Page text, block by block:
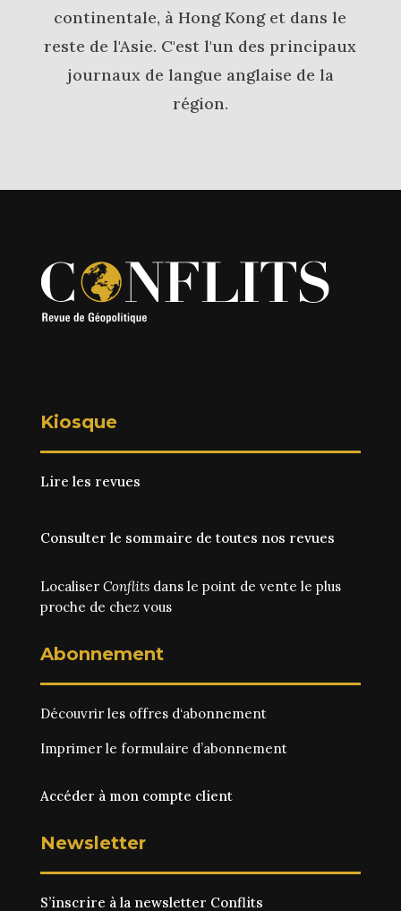
continentale, à Hong Kong et dans le
reste de l'Asie. C'est l'un des principaux
journaux de langue anglaise de la
région.
Kiosque
Lire les revues
Consulter le sommaire de toutes nos revues
Localiser Conflitsdans le point de vente le plus
proche de chez vous
Abonnement
Découvrir les offres d‘abonnement
Imprimer le formulaire d’abonnement
Accéder à mon compte client
Newsletter
S’inscrire à la newsletter Conflits